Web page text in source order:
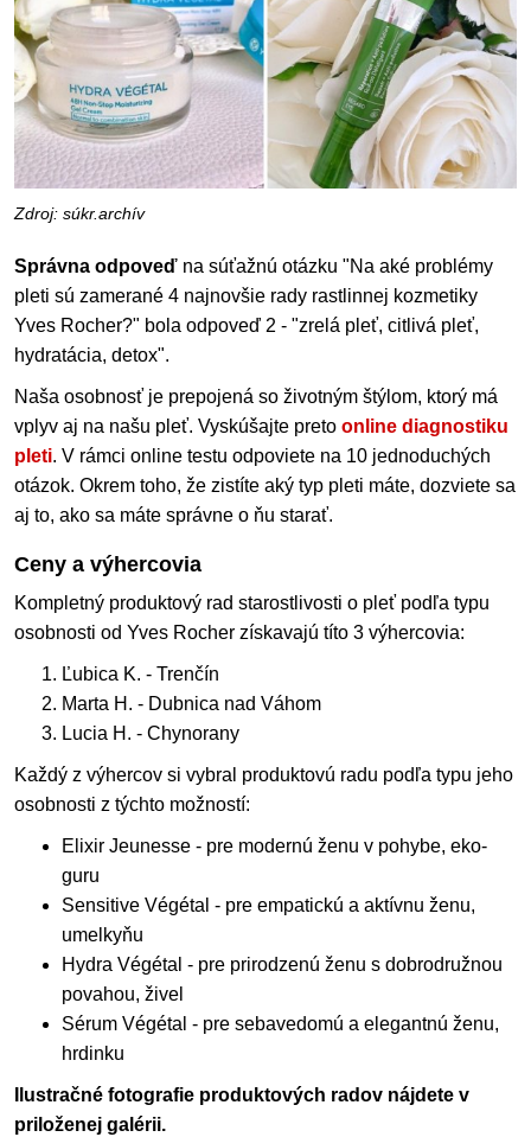
Zdroj: súkr.archív
Správna odpoveď na súťažnú otázku "Na aké problémy
pleti sú zamerané 4 najnovšie rady rastlinnej kozmetiky
Yves Rocher?" bola odpoveď 2 - "zrelá pleť, citlivá pleť,
hydratácia, detox".
Naša osobnosť je prepojená so životným štýlom, ktorý má
vplyv aj na našu pleť. Vyskúšajte preto online diagnostiku
pleti. V rámci online testu odpoviete na 10 jednoduchých
otázok. Okrem toho, že zistíte aký typ pleti máte, dozviete sa
aj to, ako sa máte správne o ňu starať.
Ceny a výhercovia
Kompletný produktový rad starostlivosti o pleť podľa typu
osobnosti od Yves Rocher získavajú títo 3 výhercovia:
Ľubica K. - Trenčín
Marta H. - Dubnica nad Váhom
Lucia H. - Chynorany
Každý z výhercov si vybral produktovú radu podľa typu jeho
osobnosti z týchto možností:
Elixir Jeunesse - pre modernú ženu v pohybe, eko-
guru
Sensitive Végétal - pre empatickú a aktívnu ženu,
umelkyňu
Hydra Végétal - pre prirodzenú ženu s dobrodružnou
povahou, živel
Sérum Végétal - pre sebavedomú a elegantnú ženu,
hrdinku
Ilustračné fotografie produktových radov nájdete v
priloženej galérii.